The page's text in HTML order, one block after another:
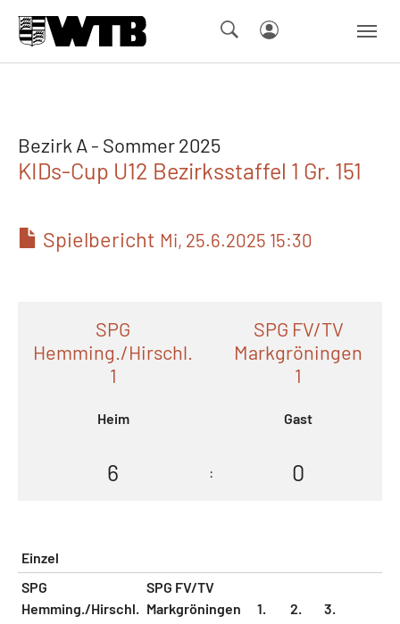
Bezirk A - Sommer 2025
KIDs-Cup U12 Bezirksstaffel 1 Gr. 151
Spielbericht Mi, 25.6.2025 15:30
SPG
Hemming./Hirschl.
1
Heim
SPG FV/TV
Markgröningen
1
Gast
6 : 0
Einzel
SPG
Hemming./Hirschl.
SPG FV/TV
Markgröningen
1.
2.
3.